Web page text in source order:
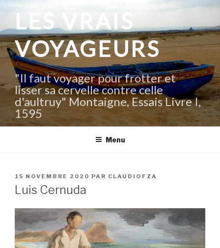
contenu
principal
LES VRAIS
VOYAGEURS
"Il faut voyager pour frotter et
lisser sa cervelle contre celle
d'aultruy" Montaigne, Essais Livre I,
1595
Menu
PUBLIÉ
LE
15 NOVEMBRE 2020 PAR CLAUDIOFZA
Luis Cernuda